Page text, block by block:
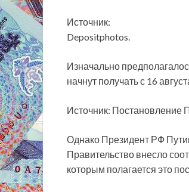
Источник:
Depositphotos.
Изначально
начнут получать с 16
Источник: Постановление
Однако Президент РФ
Правительство внесло
которым полагается это